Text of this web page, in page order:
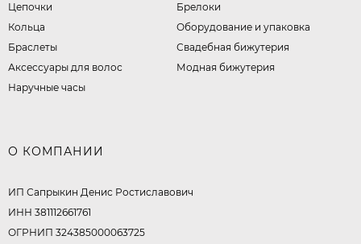
Цепочки
Кольца
Браслеты
Аксессуары для волос
Наручные часы
Брелоки
Оборудование и упаковка
Свадебная бижутерия
Модная бижутерия
О КОМПАНИИ
ИП Сапрыкин Денис Ростиславович
ИНН 381112661761
ОГРНИП 324385000063725